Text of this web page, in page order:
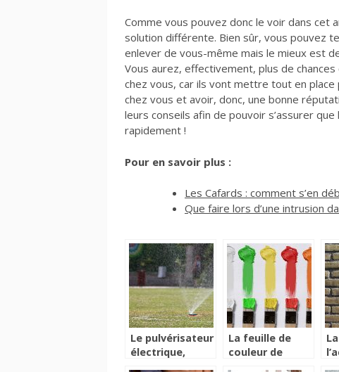
Comme vous pouvez donc le voir dans cet
solution différente. Bien sûr, vous pouvez
enlever de vous-même mais le mieux est
Vous aurez, effectivement, plus de
chez vous, car ils vont mettre tout en
chez vous et avoir, donc, une bonne
leurs conseils afin de pouvoir s’assurer
rapidement !
Pour en savoir plus :
Les Cafards : comment s’en
Que faire lors d’une intrusion
Le pulvérisateur
électrique,
La feuille de
couleur de